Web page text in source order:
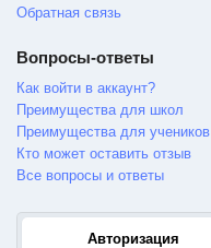
Обратная связь
Вопросы-ответы
Как войти в аккаунт?
Преимущества для школ
Преимущества для учеников
Кто может оставить отзыв
Все вопросы и ответы
Авторизация